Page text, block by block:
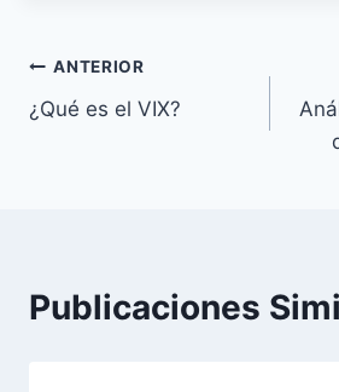
Navegación
de
ANTERIOR
¿Qué es el VIX?
Publicaciones